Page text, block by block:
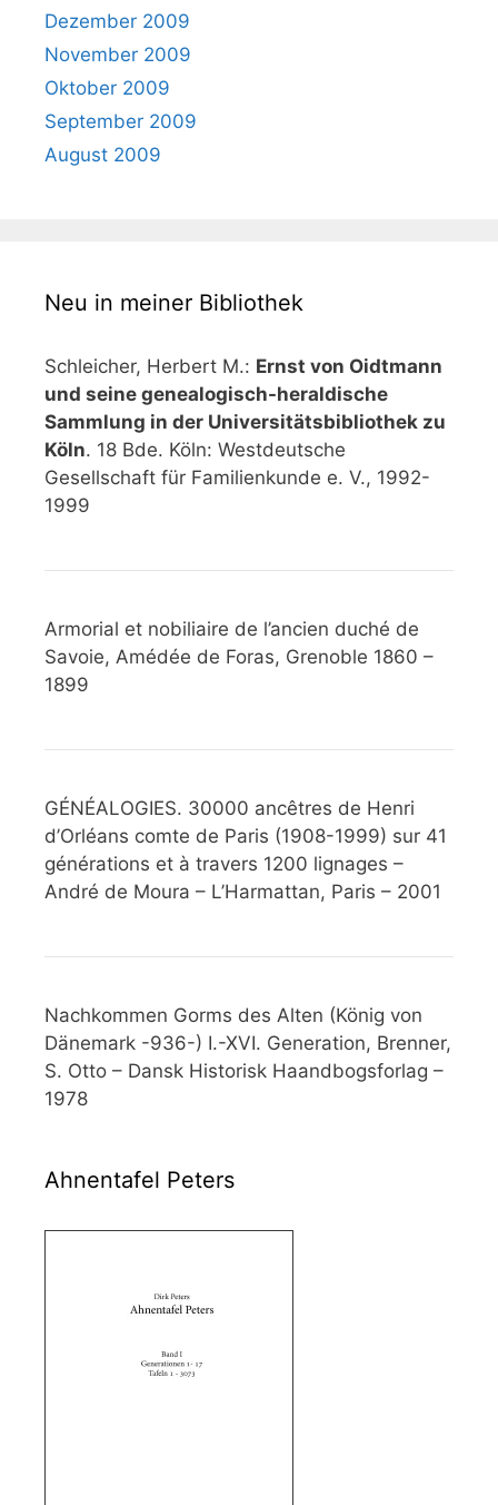
Dezember 2009
November 2009
Oktober 2009
September 2009
August 2009
Neu in meiner Bibliothek
Schleicher, Herbert M.: Ernst von Oidtmann
und seine genealogisch-heraldische
Sammlung in der Universitätsbibliothek zu
Köln. 18 Bde. Köln: Westdeutsche
Gesellschaft für Familienkunde e. V., 1992-
1999
Armorial et nobiliaire de l’ancien duché de
Savoie, Amédée de Foras, Grenoble 1860 –
1899
GÉNÉALOGIES. 30000 ancêtres de Henri
d’Orléans comte de Paris (1908-1999) sur 41
générations et à travers 1200 lignages –
André de Moura – L’Harmattan, Paris – 2001
Nachkommen Gorms des Alten (König von
Dänemark -936-) I.-XVI. Generation, Brenner,
S. Otto – Dansk Historisk Haandbogsforlag –
1978
Ahnentafel Peters